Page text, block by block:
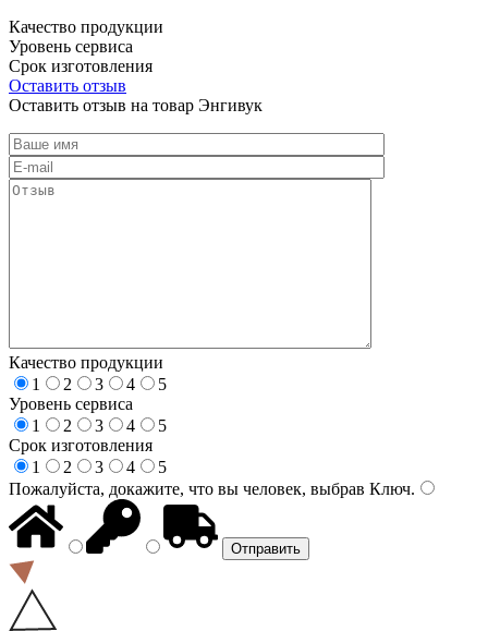
Качество продукции
Уровень сервиса
Срок изготовления
Оставить отзыв
Оставить отзыв на товар Энгивук
Качество продукции
1
2 3 4
5
Уровень сервиса
1
2 3 4
5
Срок изготовления
1
2 3 4
5
Пожалуйста, докажите, что вы человек, выбрав Ключ.